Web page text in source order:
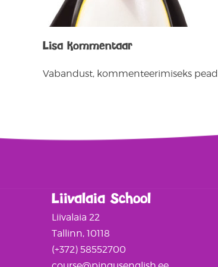
Lisa kommentaar
Vabandust, kommenteerimiseks pead
Liivalaia School
Liivalaia 22
Tallinn, 10118
(+372) 58552700